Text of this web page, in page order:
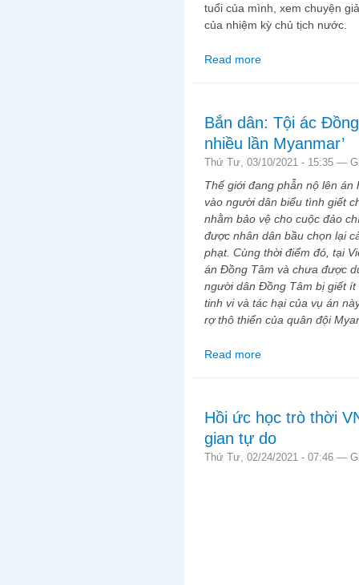
tuổi của mình, xem chuyện
của nhiệm kỳ chủ tịch nước.
Read more
Bắn dân: Tội ác
nhiều lần Myanmar’
Thứ Tư, 03/10/2021 - 15:35 —
Thế giới đang phẫn nộ lên án
vào người dân biểu tình giết
nhằm bảo vệ cho cuộc đảo
được nhân dân bầu chọn lại
phạt. Cùng thời điểm đó, tại
án Đồng Tâm và chưa được
người dân Đồng Tâm bị giết
tinh vi và tác hại của vụ án
rợ thô thiển của quân đội
Read more
Hồi ức học trò thời
gian tự do
Thứ Tư, 02/24/2021 - 07:46 —